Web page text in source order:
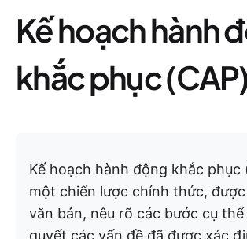
Kế hoạch hành
khắc phục
Kế hoạch hành động khắc phục
một chiến lược chính thức,
văn bản, nêu rõ các bước cụ thể
quyết các vấn đề đã được xác